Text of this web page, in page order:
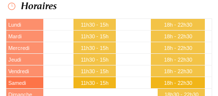
Horaires
Lundi 11h30 - 15h
18h - 22h30
Mardi
11h30 - 15h
18h - 22h30
Mercredi
11h30 - 15h
18h - 22h30
Jeudi
11h30 - 15h
18h - 22h30
Vendredi
11h30 - 15h
18h - 22h30
Samedi
11h30 - 15h
18h - 22h30
Dimanche
18h30 - 22h30